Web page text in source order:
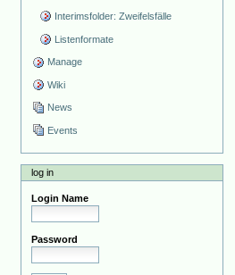
Interimsfolder: Zweifelsfälle
Listenformate
Manage
Wiki
News
Events
log in
Login Name
Password